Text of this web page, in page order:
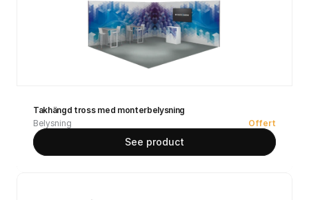
Takhängd tross med monterbelysning
Belysning
Offert
See product